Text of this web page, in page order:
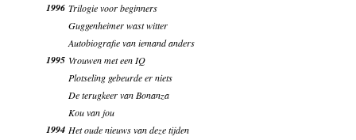
1996 Trilogie voor beginners
Guggenheimer wast witter
Autobiografie van iemand anders
1995 Vrouwen met een IQ
Plotseling gebeurde er niets
De terugkeer van Bonanza
Kou van jou
1994 Het oude nieuws van deze tijden